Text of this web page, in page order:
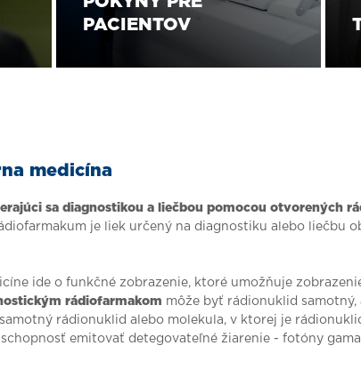
PACIENTOV
medicína
sa diagnostikou a liečbou pomocou otvorených
je liek určený na diagnostiku alebo
ide o funkčné zobrazenie, ktoré umožňuje
rádiofarmakom môže byť rádionuklid
rádionuklid alebo molekula, v ktorej je
emitovať detegovateľné žiarenie - fotóny